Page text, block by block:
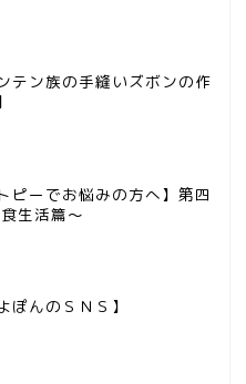
テン族の手縫いズボンの作
ピーでお悩みの方へ】第四
生活篇～
ぽんのＳＮＳ】